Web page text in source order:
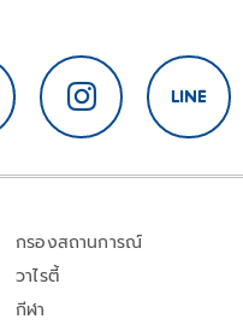
กรองสถานการณ์
วาไรตี้
กีฬา